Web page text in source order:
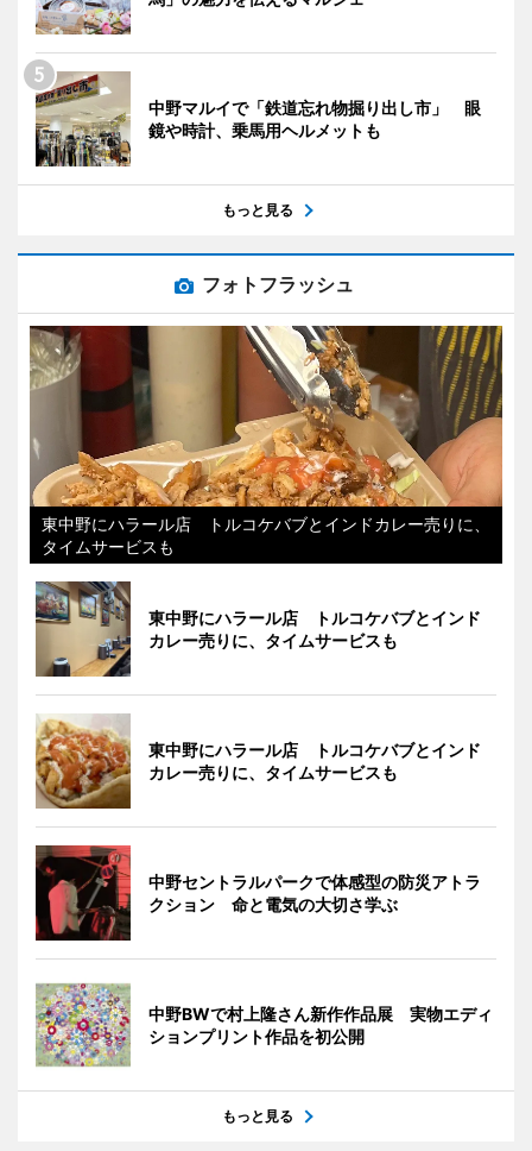
中野マルイで「鉄道忘れ物掘り出し市」 眼
鏡や時計、乗馬用ヘルメットも
もっと見る
フォトフラッシュ
東中野にハラール店 トルコケバブとインドカレー売りに、
タイムサービスも
東中野にハラール店 トルコケバブとインド
カレー売りに、タイムサービスも
東中野にハラール店 トルコケバブとインド
カレー売りに、タイムサービスも
中野セントラルパークで体感型の防災アトラ
クション 命と電気の大切さ学ぶ
中野BWで村上隆さん新作作品展 実物エディ
ションプリント作品を初公開
もっと見る